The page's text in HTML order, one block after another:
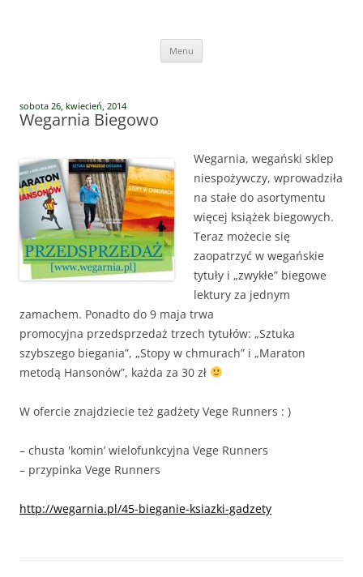
Menu
sobota 26, kwiecień, 2014
Wegarnia Biegowo
Wegarnia, wegański sklep
niespożywczy, wprowadziła
na stałe do asortymentu
więcej książek biegowych.
Teraz możecie się
zaopatrzyć w wegańskie
tytuły i „zwykłe” biegowe
lektury za jednym
zamachem. Ponadto do 9 maja trwa
promocyjna przedsprzedaż trzech tytułów: „Sztuka
szybszego biegania”, „Stopy w chmurach” i „Maraton
metodą Hansonów”, każda za 30 zł
W ofercie znajdziecie też gadżety Vege Runners : )
– chusta 'komin’ wielofunkcyjna Vege Runners
– przypinka Vege Runners
http://wegarnia.pl/45-bieganie-ksiazki-gadzety